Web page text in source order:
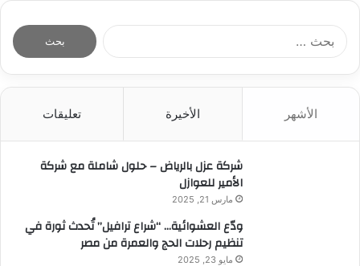
الأشهر الأخيرة تعليقات
شركة عزل بالرياض – حلول شاملة مع شركة
الأمير للعوازل
مارس 21, 2025
ودّع العشوائية… “شراع ترافيل” تُحدث ثورة في
تنظيم رحلات الحج والعمرة من مصر
مايو 23, 2025